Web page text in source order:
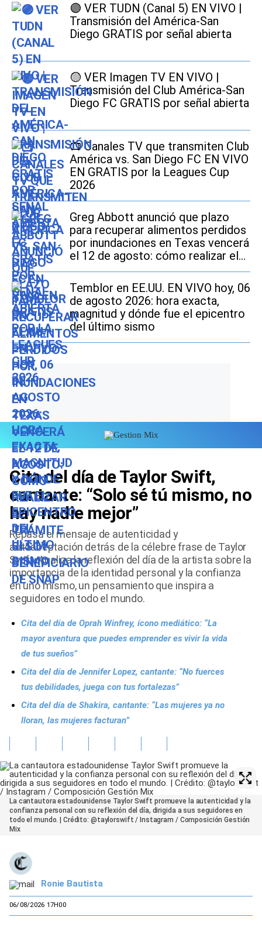
🟣 VER TUDN (Canal 5) EN VIVO |
Transmisión del América-San
Diego GRATIS por señal abierta
🟡 VER Imagen TV EN VIVO |
Transmisión del Club América-San
Diego FC GRATIS por señal abierta
📺 Canales TV que transmiten Club
América vs. San Diego FC EN VIVO
EN GRATIS por la Leagues Cup
2026
Greg Abbott anunció que plazo
para recuperar alimentos perdidos
por inundaciones en Texas vencerá
el 12 de agosto: cómo realizar el
trámite si soy beneficiario de
SNAP
Temblor en EE.UU. EN VIVO hoy, 06
de agosto 2026: hora exacta,
magnitud y dónde fue el epicentro
del último sismo